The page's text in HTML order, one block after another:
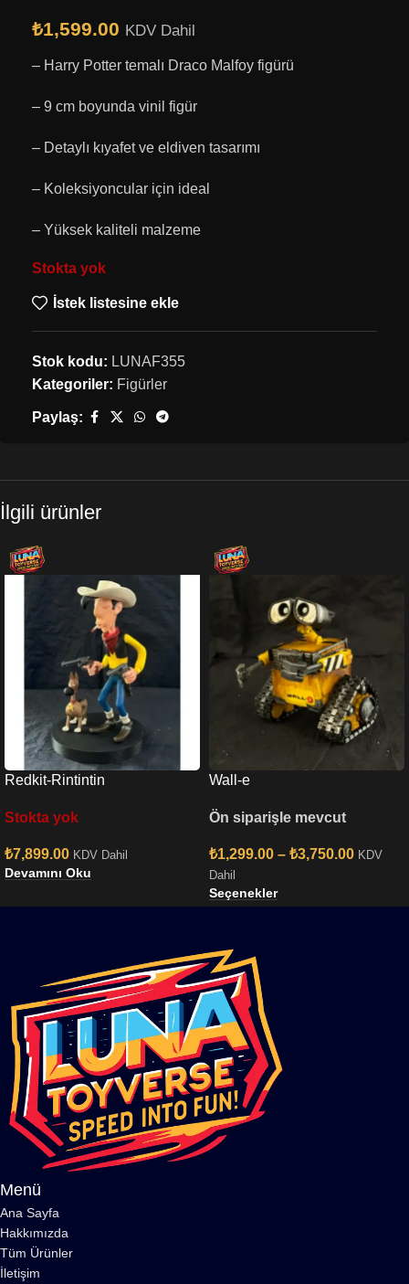
₺1,599.00 KDV Dahil
– Harry Potter temalı Draco Malfoy figürü
– 9 cm boyunda vinil figür
– Detaylı kıyafet ve eldiven tasarımı
– Koleksiyoncular için ideal
– Yüksek kaliteli malzeme
Stokta yok
İstek listesine ekle
Stok kodu: LUNAF355
Kategoriler: Figürler
Paylaş:
İlgili ürünler
Redkit-Rintintin
Stokta yok
₺7,899.00 KDV Dahil
Devamını Oku
Wall-e
Ön siparişle mevcut
₺1,299.00 – ₺3,750.00 KDV
Dahil
Seçenekler
Menü
Ana Sayfa
Hakkımızda
Tüm Ürünler
İletişim